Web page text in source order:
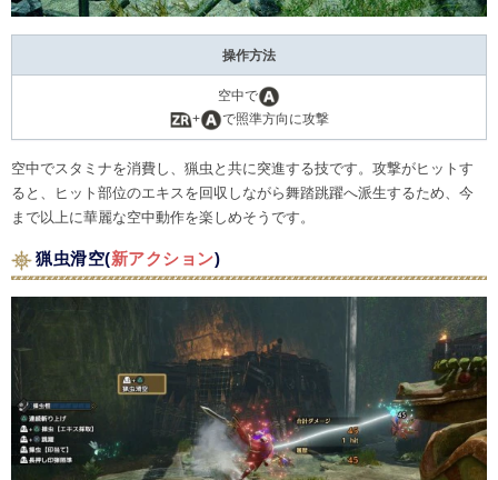
操作方法
空中で
+
で照準方向に攻撃
空中でスタミナを消費し、猟虫と共に突進する技です。攻撃がヒットす
ると、ヒット部位のエキスを回収しながら舞踏跳躍へ派生するため、今
まで以上に華麗な空中動作を楽しめそうです。
猟虫滑空(新アクション)